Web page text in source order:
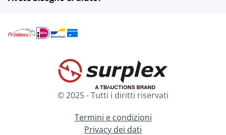
Caldaie a gas
Materiali per
l'installazione del...
Sistemi di riscaldamento
elettrici
© 2025 - Tutti i diritti riservati
Termini e condizioni
Privacy dei dati